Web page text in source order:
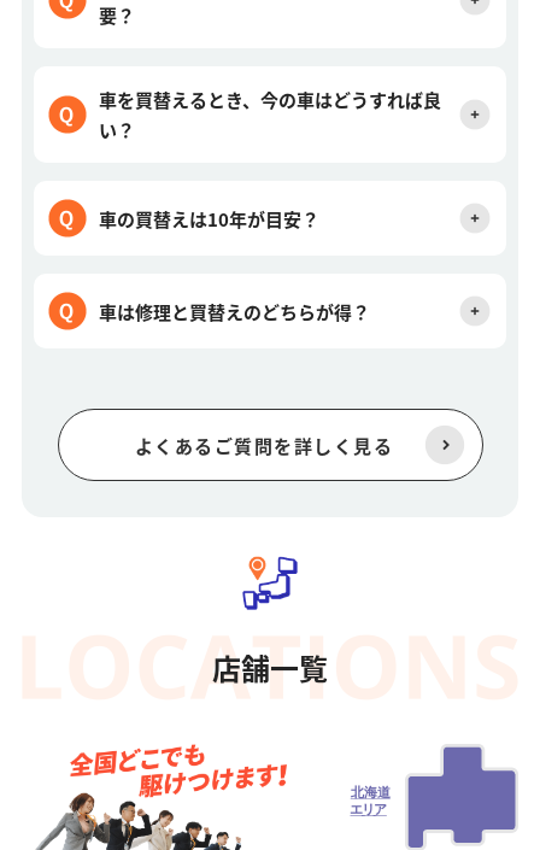
要？
車を買替えるとき、今の車はどうすれば良
い？
車の買替えは10年が目安？
車は修理と買替えのどちらが得？
よくあるご質問を詳しく見る
店舗一覧
北海道
エリア